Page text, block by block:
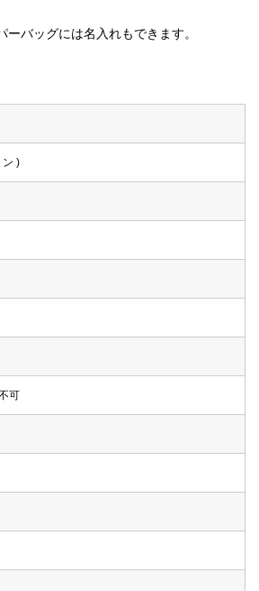
バッグには名入れもできます。
ン )
可